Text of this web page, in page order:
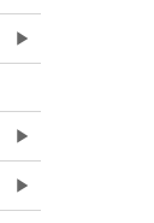
▶
▶
▶